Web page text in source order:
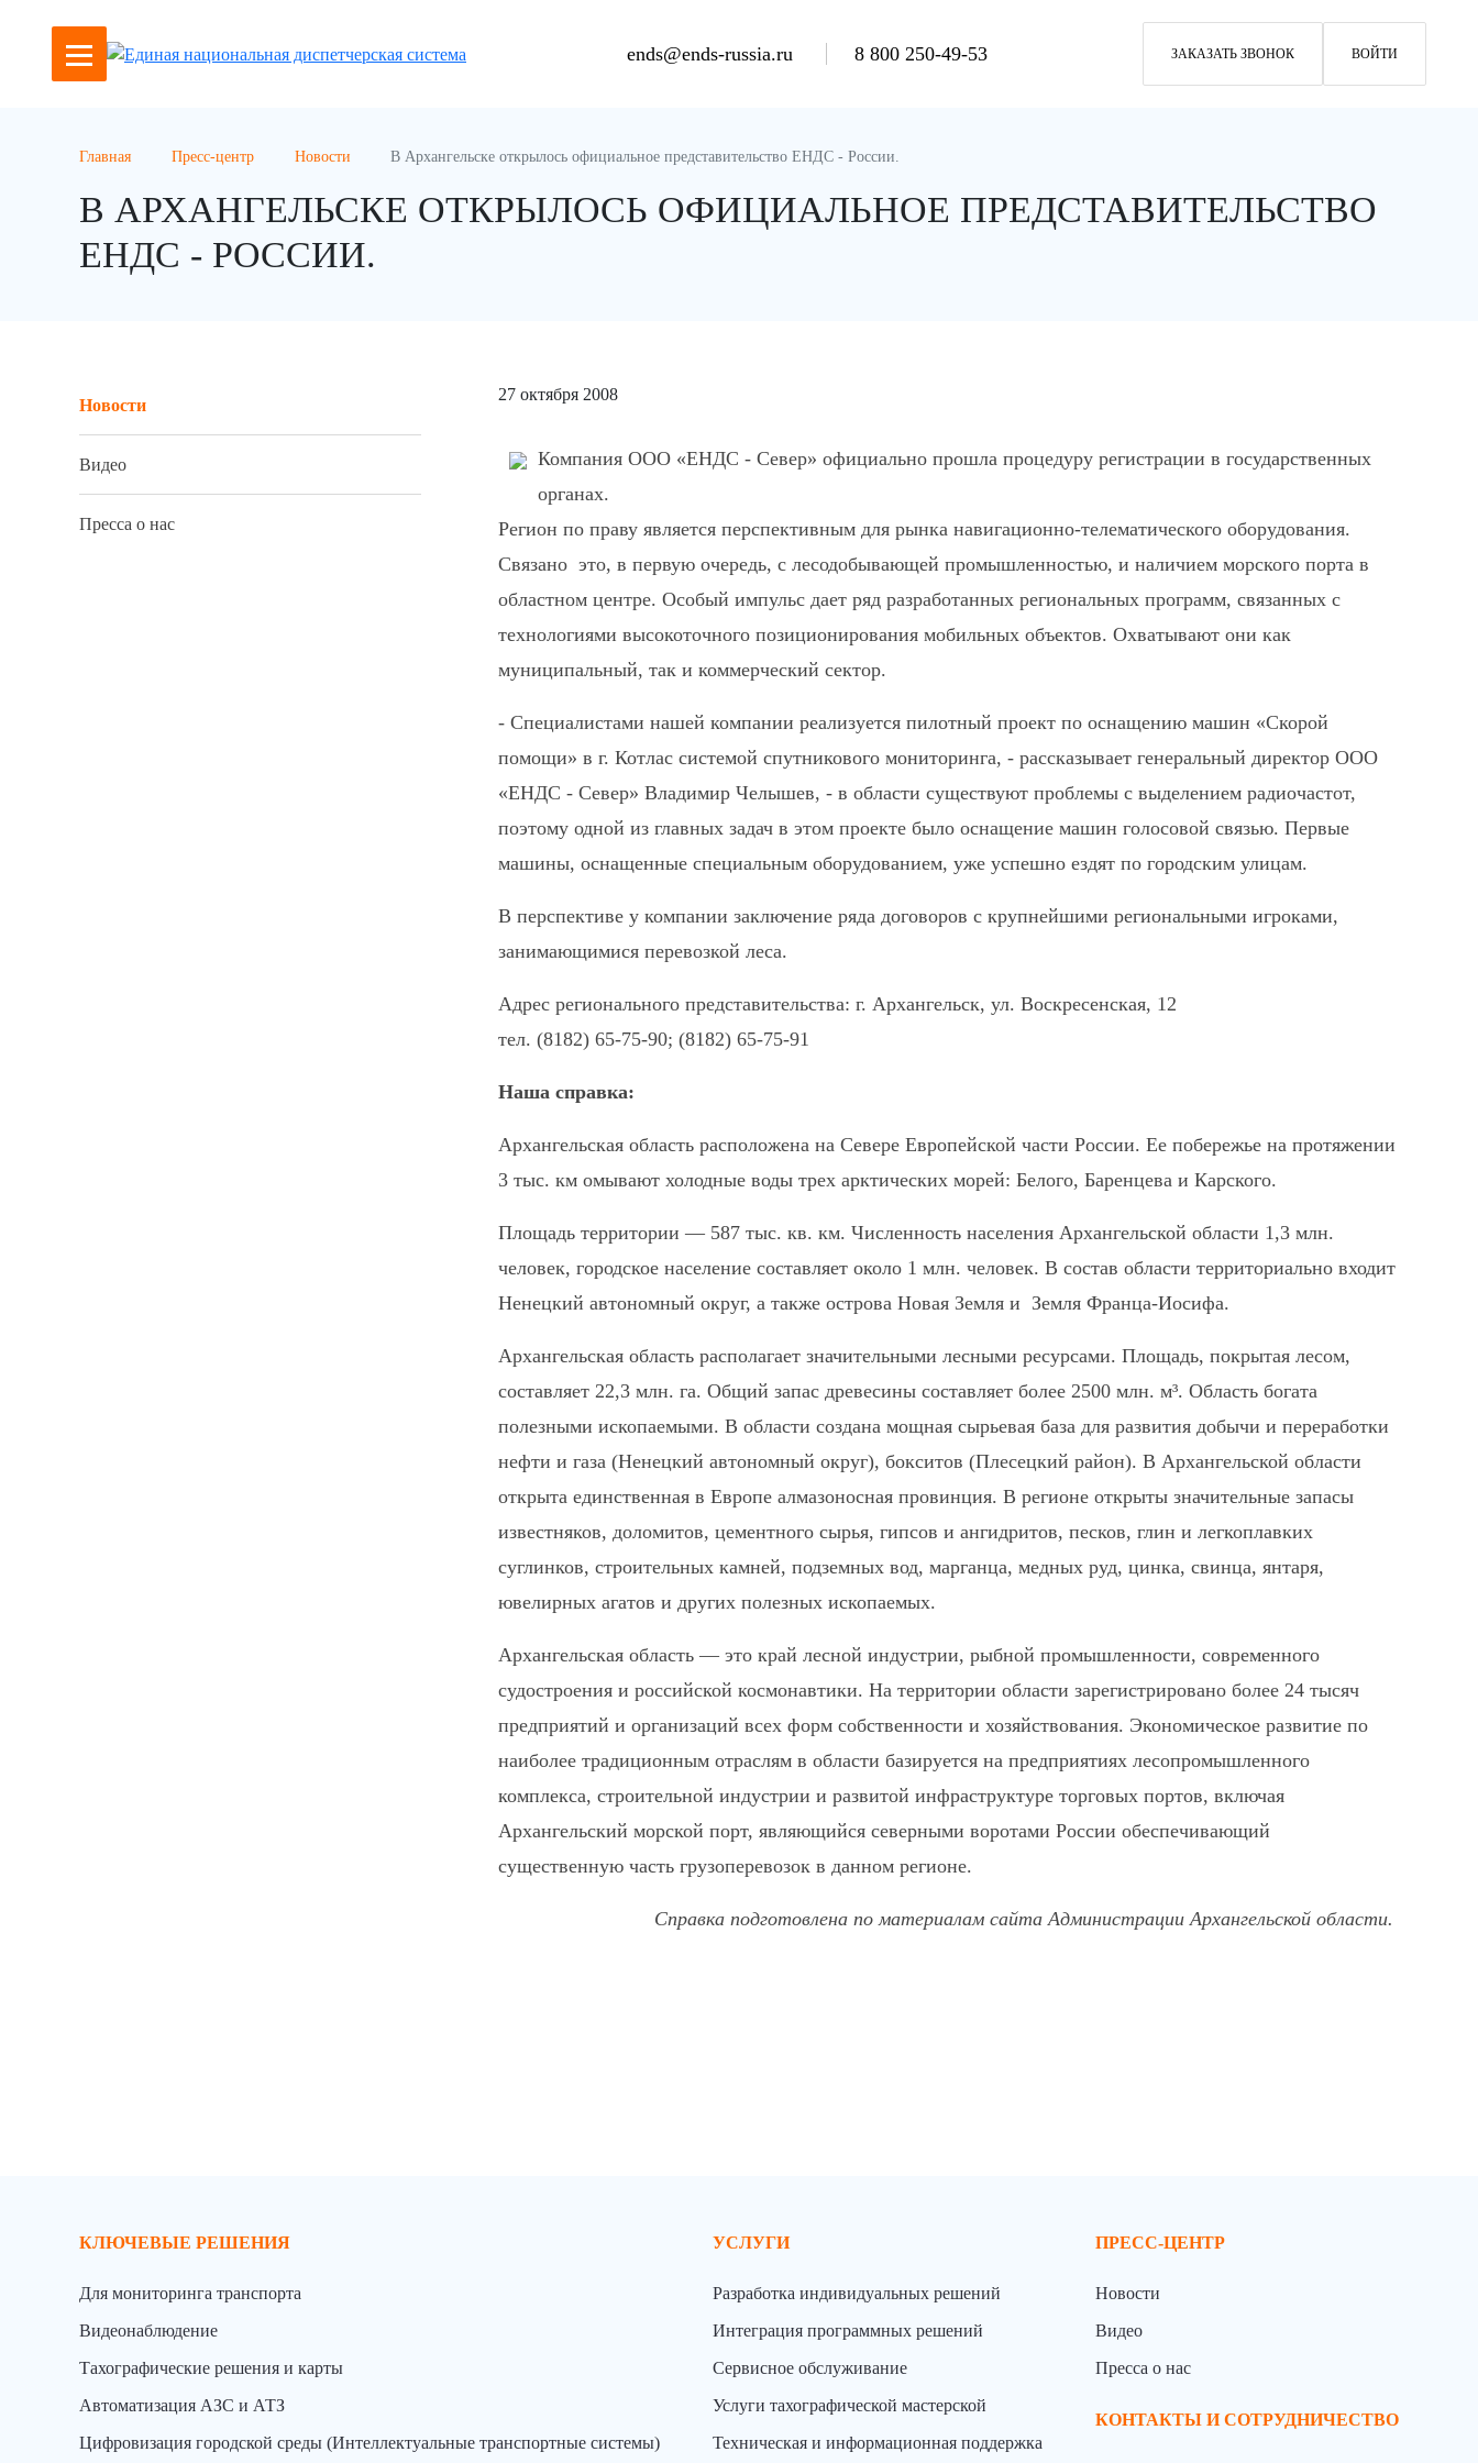
ends@ends-russia.ru 8 800 250-49-53 ЗАКАЗАТЬ ЗВОНОК ВОЙТИ
Главная Пресс-центр Новости В Архангельске открылось официальное представительство ЕНДС - России.
В АРХАНГЕЛЬСКЕ ОТКРЫЛОСЬ ОФИЦИАЛЬНОЕ ПРЕДСТАВИТЕЛЬСТВО
ЕНДС - РОССИИ.
Новости
Видео
Пресса о нас
27 октября 2008
Компания ООО «ЕНДС - Север» официально прошла процедуру регистрации в государственных
органах.
Регион по праву является перспективным для рынка навигационно-телематического оборудования.
Связано это, в первую очередь, с лесодобывающей промышленностью, и наличием морского порта в
областном центре. Особый импульс дает ряд разработанных региональных программ, связанных с
технологиями высокоточного позиционирования мобильных объектов. Охватывают они как
муниципальный, так и коммерческий сектор.
- Специалистами нашей компании реализуется пилотный проект по оснащению машин «Скорой
помощи» в г. Котлас системой спутникового мониторинга, - рассказывает генеральный директор ООО
«ЕНДС - Север» Владимир Челышев, - в области существуют проблемы с выделением радиочастот,
поэтому одной из главных задач в этом проекте было оснащение машин голосовой связью. Первые
машины, оснащенные специальным оборудованием, уже успешно ездят по городским улицам.
В перспективе у компании заключение ряда договоров с крупнейшими региональными игроками,
занимающимися перевозкой леса.
Адрес регионального представительства: г. Архангельск, ул. Воскресенская, 12
тел. (8182) 65-75-90; (8182) 65-75-91
Наша справка:
Архангельская область расположена на Севере Европейской части России. Ее побережье на протяжении
3 тыс. км омывают холодные воды трех арктических морей: Белого, Баренцева и Карского.
Площадь территории — 587 тыс. кв. км. Численность населения Архангельской области 1,3 млн.
человек, городское население составляет около 1 млн. человек. В состав области территориально входит
Ненецкий автономный округ, а также острова Новая Земля и Земля Франца-Иосифа.
Архангельская область располагает значительными лесными ресурсами. Площадь, покрытая лесом,
составляет 22,3 млн. га. Общий запас древесины составляет более 2500 млн. м³. Область богата
полезными ископаемыми. В области создана мощная сырьевая база для развития добычи и переработки
нефти и газа (Ненецкий автономный округ), бокситов (Плесецкий район). В Архангельской области
открыта единственная в Европе алмазоносная провинция. В регионе открыты значительные запасы
известняков, доломитов, цементного сырья, гипсов и ангидритов, песков, глин и легкоплавких
суглинков, строительных камней, подземных вод, марганца, медных руд, цинка, свинца, янтаря,
ювелирных агатов и других полезных ископаемых.
Архангельская область — это край лесной индустрии, рыбной промышленности, современного
судостроения и российской космонавтики. На территории области зарегистрировано более 24 тысяч
предприятий и организаций всех форм собственности и хозяйствования. Экономическое развитие по
наиболее традиционным отраслям в области базируется на предприятиях лесопромышленного
комплекса, строительной индустрии и развитой инфраструктуре торговых портов, включая
Архангельский морской порт, являющийся северными воротами России обеспечивающий
существенную часть грузоперевозок в данном регионе.
Справка подготовлена по материалам сайта Администрации Архангельской области.
КЛЮЧЕВЫЕ РЕШЕНИЯ
Для мониторинга транспорта
Видеонаблюдение
Тахографические решения и карты
Автоматизация АЗС и АТЗ
Цифровизация городской среды (Интеллектуальные транспортные системы)
УСЛУГИ
Разработка индивидуальных решений
Интеграция программных решений
Сервисное обслуживание
Услуги тахографической мастерской
Техническая и информационная поддержка
ПРЕСС-ЦЕНТР
Новости
Видео
Пресса о нас
КОНТАКТЫ И СОТРУДНИЧЕСТВО